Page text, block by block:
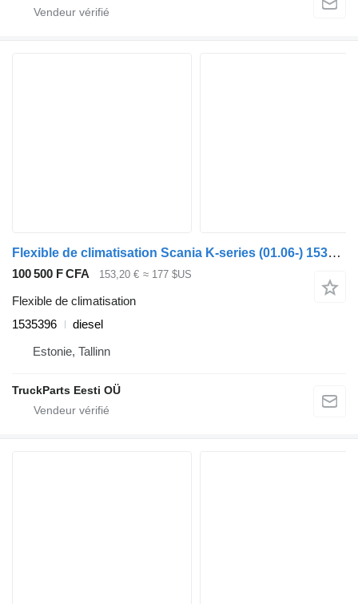
Flexible de climatisation Scania K-series (01.06-) 1535396 pour Scania K,N,F-series bus (2006-)
100 500 F CFA 153,20 € ≈ 177 $US
Flexible de climatisation
1535396
diesel
Estonie, Tallinn
TruckParts Eesti OÜ